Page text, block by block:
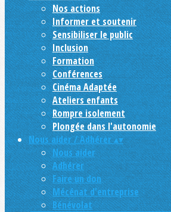
Nos actions
Informer et soutenir
Sensibiliser le public
Inclusion
Formation
Conférences
Cinéma Adaptée
Ateliers enfants
Rompre isolement
Plongée dans l'autonomie
Nous aider / Adhérer▴▾
Nous aider
Adhérer
Faire un don
Mécénat d'entreprise
Bénévolat